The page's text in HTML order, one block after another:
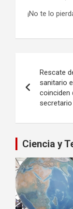
¡No te lo
de
Rescate
sanitario
coinciden
Ciencia y